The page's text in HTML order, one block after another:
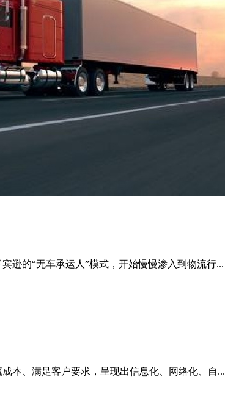
逊的“无车承运人”模式，开始慢慢渗入到物流行...
本、满足客户要求，呈现出信息化、网络化、自...